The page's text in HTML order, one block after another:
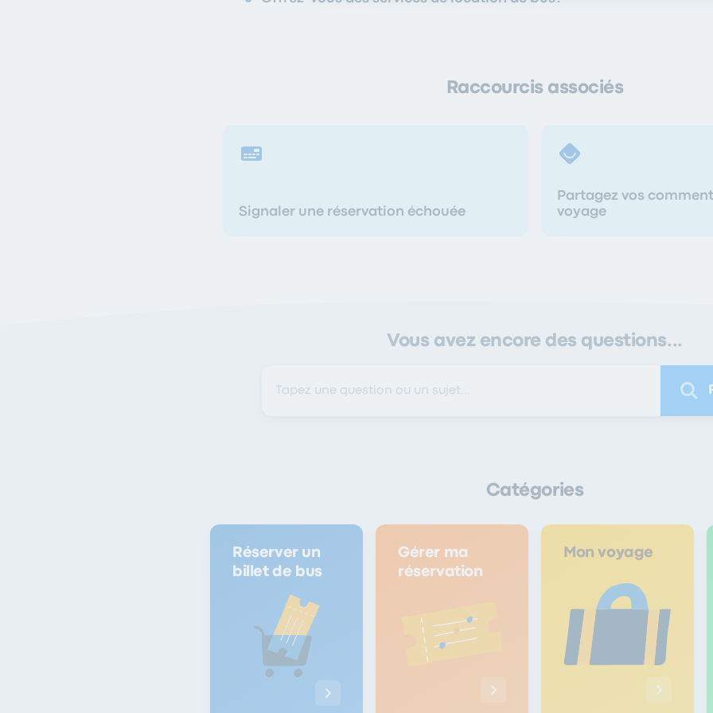
Raccourcis associés
Signaler une réservation échouée
Partagez vos
voyage
Vous avez encore des questions...
Catégories
Réserver un
billet de bus
Gérer ma
réservation
Mon voyage